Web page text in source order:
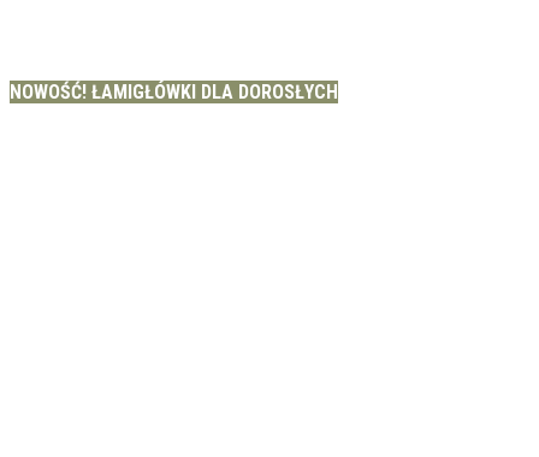
NOWOŚĆ! ŁAMIGŁÓWKI DLA DOROSŁYCH